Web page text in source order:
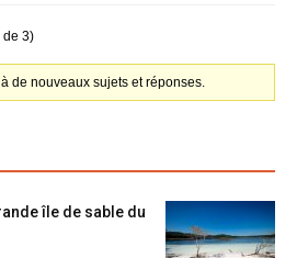
de 3)
à de nouveaux sujets et réponses.
île de sable du